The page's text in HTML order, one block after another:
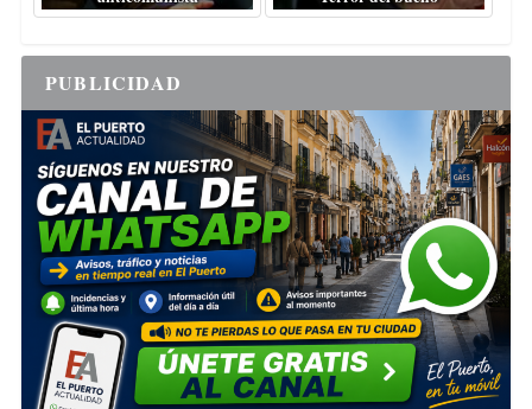
PUBLICIDAD